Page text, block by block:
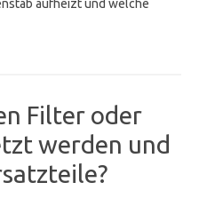
aufheizt und welche
Filter oder
werden und